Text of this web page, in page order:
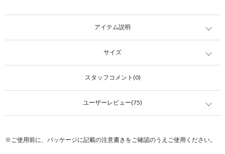
アイテム説明
サイズ
スタッフコメント(0)
ユーザーレビュー(75)
※ご使用前に、パッケージに記載の注意書きをご確認のうえご使用ください。